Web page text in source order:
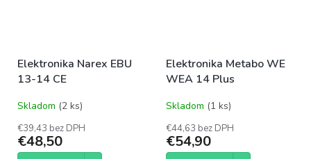
Elektronika Narex EBU
13-14 CE
Skladom (2 ks)
€39,43 bez DPH
€48,50
Elektronika Metabo WE
WEA 14 Plus
Skladom (1 ks)
€44,63 bez DPH
€54,90